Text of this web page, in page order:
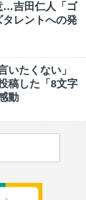
…吉田仁人「ゴ
レントへの発
いたくない」
稿した「8文字
動